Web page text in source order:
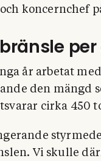
koncernchef
per
år arbetat
den mängd
cirka 450
Vi skulle